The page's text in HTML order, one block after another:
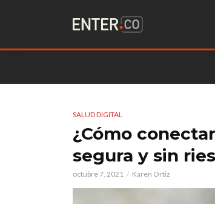
SALUD DIGITAL
¿Cómo
segura y sin
octubre 7, 2021 Karen Ortiz